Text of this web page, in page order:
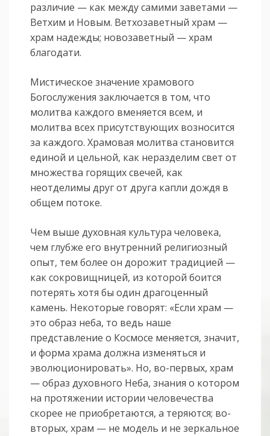
различие — как между самими заветами —
Ветхим и Новым. Ветхозаветный храм —
храм надежды; новозаветный — храм
благодати.
Мистическое значение храмового
Богослужения заключается в том, что
молитва каждого вменяется всем, и
молитва всех присутствующих возносится
за каждого. Храмовая молитва становится
единой и цельной, как неразделим свет от
множества горящих свечей, как
неотделимы друг от друга капли дождя в
общем потоке.
Чем выше духовная культура человека,
чем глубже его внутренний религиозный
опыт, тем более он дорожит традицией —
как сокровищницей, из которой боится
потерять хотя бы один драгоценный
камень. Некоторые говорят: «Если храм —
это образ неба, то ведь наше
представление о Космосе меняется, значит,
и форма храма должна изменяться и
эволюционировать». Но, во-первых, храм
— образ духовного Неба, знания о котором
на протяжении истории человечества
скорее не приобретаются, а теряются; во-
вторых, храм — не модель и не зеркальное